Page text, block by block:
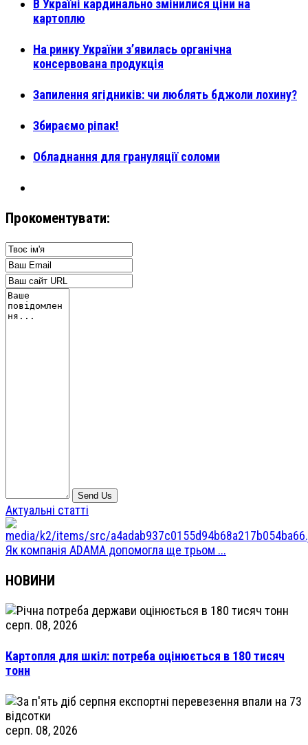
В Україні кардинально змінилися ціни на
картоплю
На ринку України з’явилась органічна
консервована продукція
Запилення ягідників: чи люблять бджоли лохину?
Збираємо ріпак!
Обладнання для грануляції соломи
Прокоментувати:
Актуальні статті
Як компанія ADAMA допомогла ще трьом ...
НОВИНИ
серп. 08, 2026
Картопля для шкіл: потреба оцінюється в 180 тисяч
тонн
серп. 08, 2026